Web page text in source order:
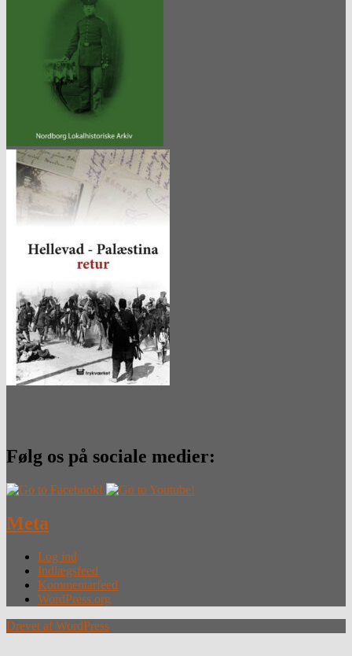
Følg os på sociale medier:
Meta
Log ind
Indlægsfeed
Kommentarfeed
WordPress.org
Drevet af WordPress